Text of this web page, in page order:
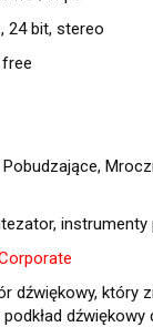
24 bit, stereo
instrumenty
dźwiękowy, który